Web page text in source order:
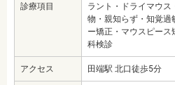
診療項目
ラント・ドライマウ
物・親知らず・知覚過
ー矯正・マウスピー
科検診
アクセス 田端駅 北口徒歩5分